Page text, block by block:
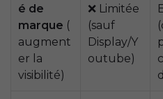
é de
marque (
augment
er la
visibilité)
❌ Limitée
(sauf
Display/Y
outube)